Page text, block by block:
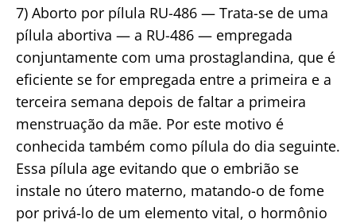
7) Aborto por pílula RU-486 — Trata-se de uma
pílula abortiva — a RU-486 — empregada
conjuntamente com uma prostaglandina, que é
eficiente se for empregada entre a primeira e a
terceira semana depois de faltar a primeira
menstruação da mãe. Por este motivo é
conhecida também como pílula do dia seguinte.
Essa pílula age evitando que o embrião se
instale no útero materno, matando-o de fome
por privá-lo de um elemento vital, o hormônio